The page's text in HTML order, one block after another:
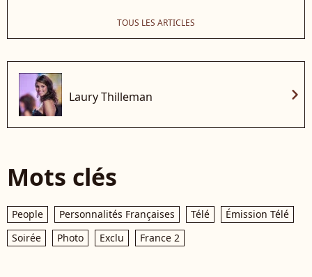
TOUS LES ARTICLES
Laury Thilleman chevron_right
Mots clés
People Personnalités Françaises Télé
Émission Télé
Soirée
Photo Exclu France 2